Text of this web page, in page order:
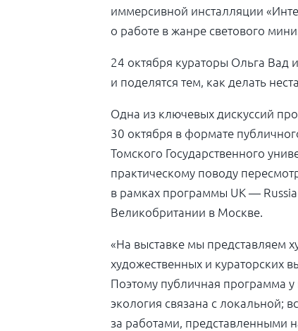
иммерсивной инсталляции
о работе в жанре светового
24 октября кураторы Ольга Вад
и поделятся тем, как делать
Одна из ключевых дискуссий
30 октября в формате
Томского Государственного
практическому поводу
в рамках программы UK —
Великобритании в Москве.
«На выставке мы представляем
художественных и кураторских
Поэтому публичная программа
экология связана с локальной;
за работами, представленными